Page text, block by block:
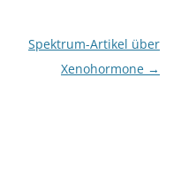
Spektrum-Artikel über
Xenohormone →